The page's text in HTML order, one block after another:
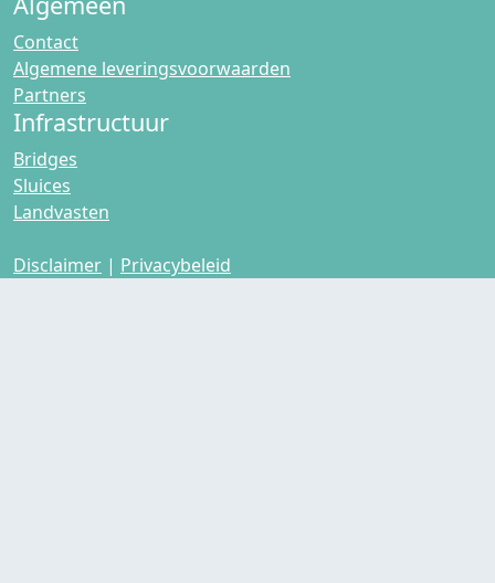
Contact
Algemene leveringsvoorwaarden
Partners
Infrastructuur
Bridges
Sluices
Landvasten
Disclaimer | Privacybeleid